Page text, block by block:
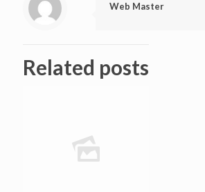
Web Master
Related posts